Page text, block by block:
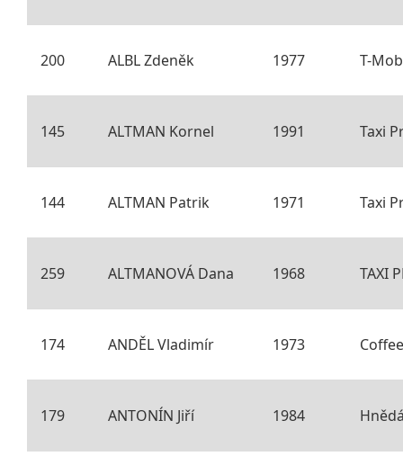
200 ALBL Zdeněk 1977 T-
145 ALTMAN Kornel 1991 Taxi
144 ALTMAN Patrik 1971 Taxi
259 ALTMANOVÁ Dana 1968 TAXI
174 ANDĚL Vladimír 1973
179 ANTONÍN Jiří 1984